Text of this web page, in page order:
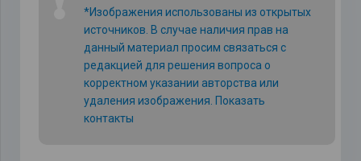
*Изображения использованы из открытых
источников. В случае наличия прав на
данный материал просим связаться с
редакцией для решения вопроса о
корректном указании авторства или
удаления изображения. Показать
контакты